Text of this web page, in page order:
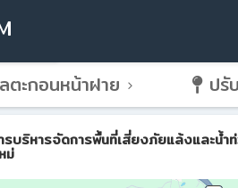
ตะกอนหน้าฝาย ปรั
บริหารจัดการพื้นที่เสี่ยงภัยแล้งและน้ำ
ม่